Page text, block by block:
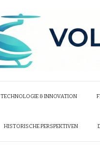
TECHNOLOGIE & INNOVATION
HISTORISCHE PERSPEKTIVEN